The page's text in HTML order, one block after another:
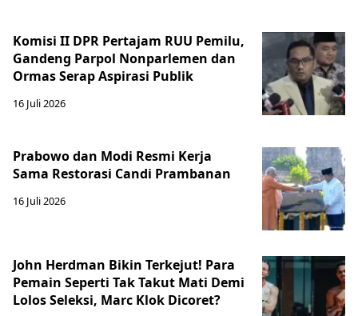
Komisi II DPR Pertajam RUU Pemilu,
Gandeng Parpol Nonparlemen dan
Ormas Serap Aspirasi Publik
16 Juli 2026
Prabowo dan Modi Resmi Kerja
Sama Restorasi Candi Prambanan
16 Juli 2026
John Herdman Bikin Terkejut! Para
Pemain Seperti Tak Takut Mati Demi
Lolos Seleksi, Marc Klok Dicoret?